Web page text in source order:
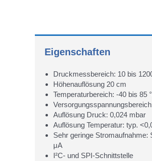
Eigenschaften
Druckmessbereich: 10 bis
Höhenauflösung 20 cm
Temperaturbereich: -40 bis 85
Auflösung Druck: 0,024 mbar
Auflösung Temperatur: typ.
Sehr geringe Stromaufnahme:
μA
I²C- und SPI-Schnittstelle